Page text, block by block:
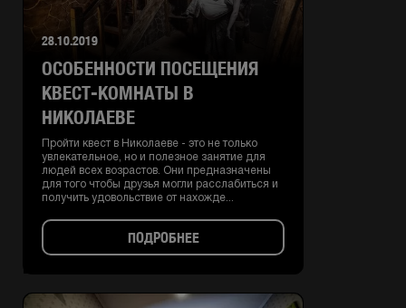
ОСОБЕННОСТИ ПОСЕЩЕНИЯ
КВЕСТ-КОМНАТЫ В
НИКОЛАЕВЕ
Пройти квест в Николаеве - это не только
увлекательное, но и полезное занятие для
людей всех возрастов. Они предназначены
для того чтобы друзья могли расслабиться и
получить удовольствие от нахожде...
28.10.2019
ПОДРОБНЕЕ